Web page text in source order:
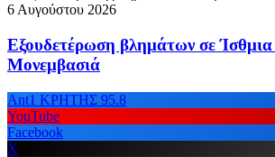
6 Αυγούστου 2026
Εξουδετέρωση βλημάτων σε Ίσθμια
Μονεμβασιά
Ant1 ΚΡΗΤΗΣ 95.8
YouTube
Facebook
X